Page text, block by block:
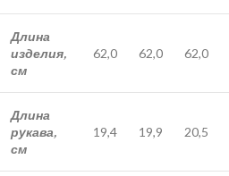
Длина
изделия,
см
62,0 62,0 62,0
Длина
рукава,
см
19,4 19,9 20,5